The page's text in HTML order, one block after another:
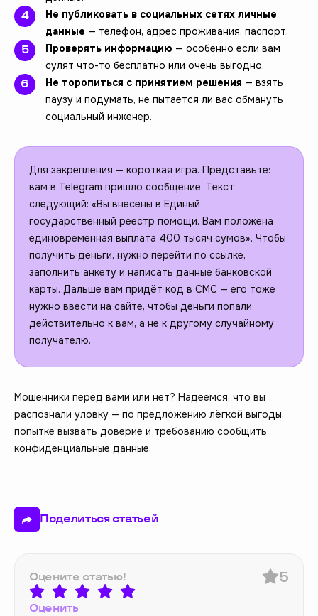
Не публиковать в социальных сетях личные
данные — телефон, адрес проживания, паспорт.
Проверять информацию — особенно если вам
сулят что-то бесплатно или очень выгодно.
Не торопиться с принятием решения — взять
паузу и подумать, не пытается ли вас обмануть
социальный инженер.
Для закрепления — короткая игра. Представьте:
вам в Telegram пришло сообщение. Текст
следующий: «Вы внесены в Единый
государственный реестр помощи. Вам положена
единовременная выплата 400 тысяч сумов». Чтобы
получить деньги, нужно перейти по ссылке,
заполнить анкету и написать данные банковской
карты. Дальше вам придёт код в СМС — его тоже
нужно ввести на сайте, чтобы деньги попали
действительно к вам, а не к другому случайному
получателю.
Мошенники перед вами или нет? Надеемся, что вы
распознали уловку — по предложению лёгкой выгоды,
попытке вызвать доверие и требованию сообщить
конфиденциальные данные.
Поделиться статьей
Оцените статью!
Оценить
5